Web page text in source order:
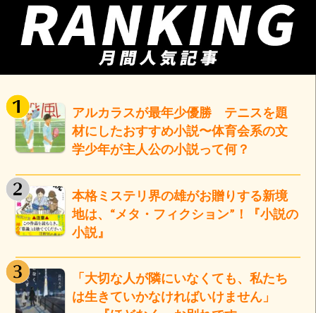
アルカラスが最年少優勝 テニスを題
材にしたおすすめ小説〜体育会系の文
学少年が主人公の小説って何？
本格ミステリ界の雄がお贈りする新境
地は、“メタ・フィクション”！『小説の
小説』
「大切な人が隣にいなくても、私たち
は生きていかなければいけません」